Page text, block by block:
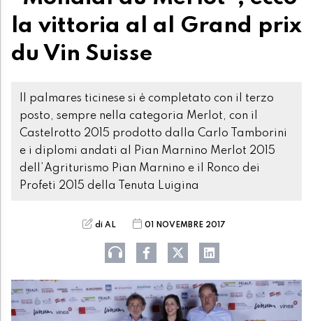
la vittoria al al Grand prix
du Vin Suisse
Il palmares ticinese si è completato con il terzo
posto, sempre nella categoria Merlot, con il
Castelrotto 2015 prodotto dalla Carlo Tamborini
e i diplomi andati al Pian Marnino Merlot 2015
dell’Agriturismo Pian Marnino e il Ronco dei
Profeti 2015 della Tenuta Luigina
di AL 01 NOVEMBRE 2017